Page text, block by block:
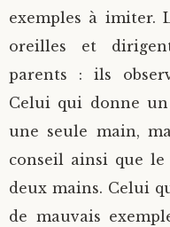
exemples à imiter.
oreilles et
parents : ils
Celui qui donne
une seule main,
conseil ainsi que
deux mains. Celui
de mauvais